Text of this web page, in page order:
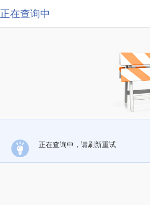
正在查询中
正在查询中，请刷新重试